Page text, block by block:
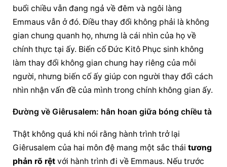
buổi chiều vẫn đang ngả về đêm và ngôi làng
Emmaus vẫn ở đó. Điều thay đổi không phải là không
gian chung quanh họ, nhưng là cái nhìn của họ về
chính thực tại ấy. Biến cố Đức Kitô Phục sinh không
làm thay đổi không gian chung hay riêng của mỗi
người, nhưng biến cố ấy giúp con người thay đổi cách
nhìn nhận vấn đề của mình trong chính không gian ấy.
Đường về Giêrusalem: hân hoan giữa bóng chiều tà
Thật không quá khi nói rằng hành trình trở lại
Giêrusalem của hai môn đệ mang một sắc thái tương
phản rõ rệt với hành trình đi về Emmaus. Nếu trước